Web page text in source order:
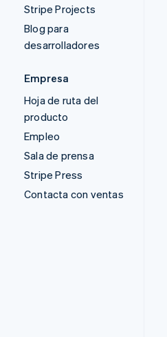
Stripe Projects
Blog para
desarrolladores
Empresa
Hoja de ruta del
producto
Empleo
Sala de prensa
Stripe Press
Contacta con ventas